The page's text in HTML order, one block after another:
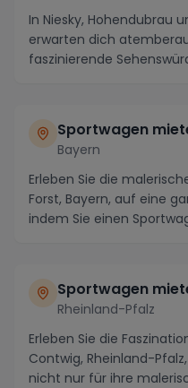
In Niesky, Hohendubrau
erwarten dich
faszinierende
Sportwagen
Bayern
Erleben Sie die
Forst, Bayern, auf eine
indem Sie einen
Sportwagen
Rheinland-Pfalz
Erleben Sie die
Contwig, Rheinland-
nicht nur für ihre